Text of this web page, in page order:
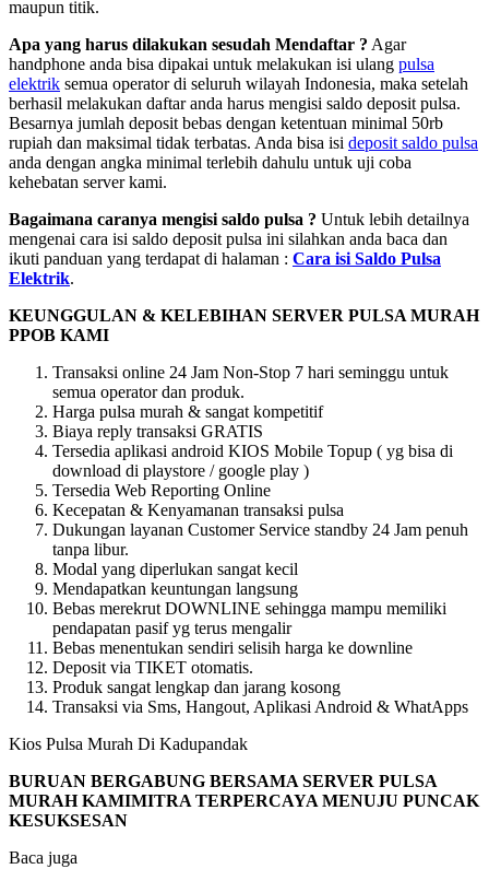
maupun titik.
Apa yang harus dilakukan sesudah Mendaftar ? Agar
handphone anda bisa dipakai untuk melakukan isi ulang pulsa
elektrik semua operator di seluruh wilayah Indonesia, maka setelah
berhasil melakukan daftar anda harus mengisi saldo deposit pulsa.
Besarnya jumlah deposit bebas dengan ketentuan minimal 50rb
rupiah dan maksimal tidak terbatas. Anda bisa isi deposit saldo pulsa
anda dengan angka minimal terlebih dahulu untuk uji coba
kehebatan server kami.
Bagaimana caranya mengisi saldo pulsa ? Untuk lebih detailnya
mengenai cara isi saldo deposit pulsa ini silahkan anda baca dan
ikuti panduan yang terdapat di halaman : Cara isi Saldo Pulsa
Elektrik.
KEUNGGULAN & KELEBIHAN SERVER PULSA MURAH
PPOB KAMI
Transaksi online 24 Jam Non-Stop 7 hari seminggu untuk
semua operator dan produk.
Harga pulsa murah & sangat kompetitif
Biaya reply transaksi GRATIS
Tersedia aplikasi android KIOS Mobile Topup ( yg bisa di
download di playstore / google play )
Tersedia Web Reporting Online
Kecepatan & Kenyamanan transaksi pulsa
Dukungan layanan Customer Service standby 24 Jam penuh
tanpa libur.
Modal yang diperlukan sangat kecil
Mendapatkan keuntungan langsung
Bebas merekrut DOWNLINE sehingga mampu memiliki
pendapatan pasif yg terus mengalir
Bebas menentukan sendiri selisih harga ke downline
Deposit via TIKET otomatis.
Produk sangat lengkap dan jarang kosong
Transaksi via Sms, Hangout, Aplikasi Android & WhatApps
Kios Pulsa Murah Di Kadupandak
BURUAN BERGABUNG BERSAMA SERVER PULSA
MURAH KAMIMITRA TERPERCAYA MENUJU PUNCAK
KESUKSESAN
Baca juga